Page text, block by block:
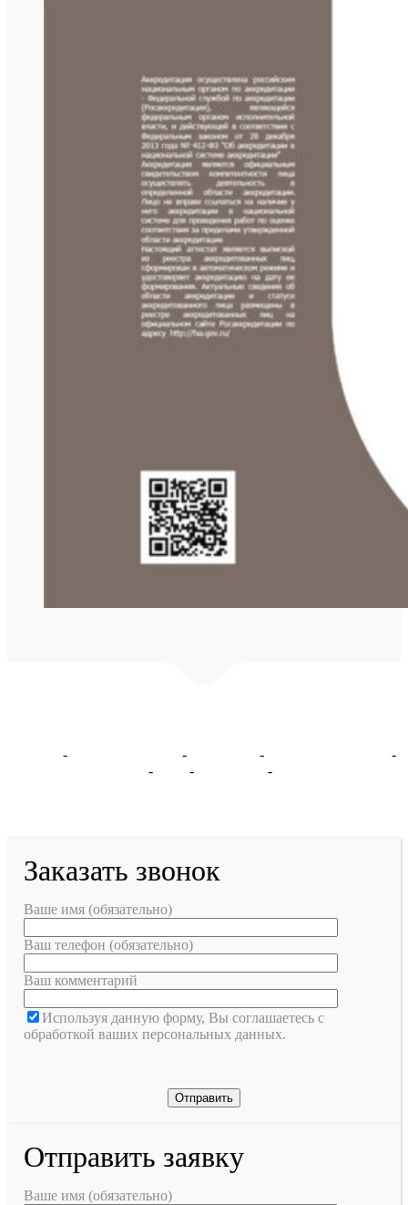
- - -
-
- - -
Заказать звонок
Ваше имя (обязательно)
Ваш телефон (обязательно)
Ваш комментарий
Используя данную форму, Вы соглашаетесь с
обработкой ваших персональных данных.
Отправить заявку
Ваше имя (обязательно)